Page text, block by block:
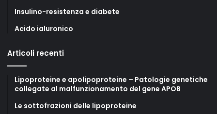
Insulino-resistenza e diabete
Acido ialuronico
Articoli recenti
Lipoproteine e apolipoproteine – Patologie genetiche
collegate al malfunzionamento del gene APOB
Le sottofrazioni delle lipoproteine